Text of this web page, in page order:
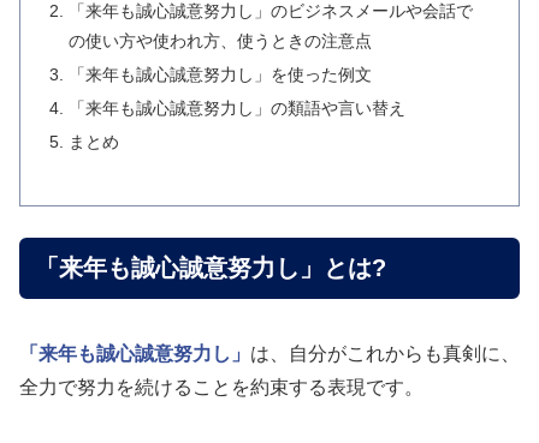
「来年も誠心誠意努力し」のビジネスメールや会話で
の使い方や使われ方、使うときの注意点
「来年も誠心誠意努力し」を使った例文
「来年も誠心誠意努力し」の類語や言い替え
まとめ
「来年も誠心誠意努力し」とは?
「来年も誠心誠意努力し」 は、自分がこれからも真剣に、
全力で努力を続けることを約束する表現です。